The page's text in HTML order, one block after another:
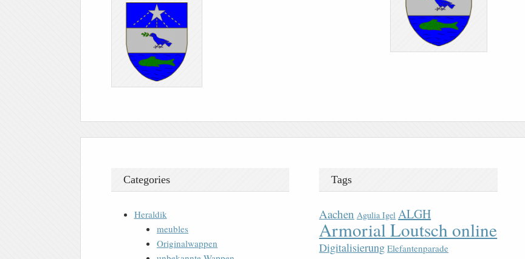
Categories
Heraldik
meubles
Originalwappen
Tags
Aachen Agulia Igel ALGH
Armorial Loutsch online
Digitalisierung Elefantenparade